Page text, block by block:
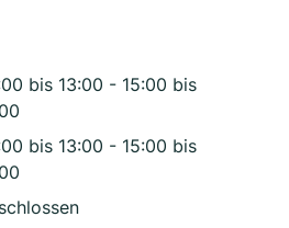
bis 13:00 - 15:00 bis
bis 13:00 - 15:00 bis